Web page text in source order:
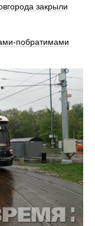
закрыли
побратимами